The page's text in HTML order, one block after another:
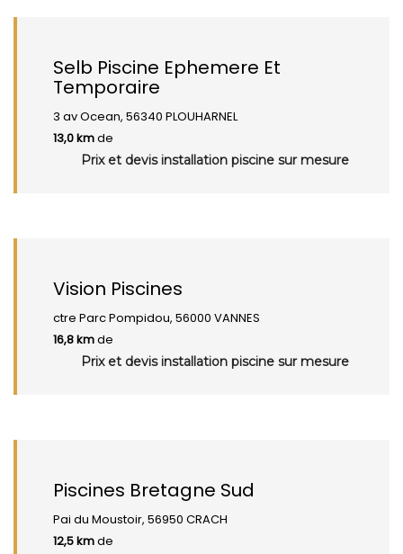
Selb Piscine Ephemere Et
Temporaire
3 av Ocean, 56340 PLOUHARNEL
13,0 kmde
Prix et devis installation piscine sur mesure
Vision Piscines
ctre Parc Pompidou, 56000 VANNES
16,8 kmde
Prix et devis installation piscine sur mesure
Piscines Bretagne Sud
Pai du Moustoir, 56950 CRACH
12,5 kmde